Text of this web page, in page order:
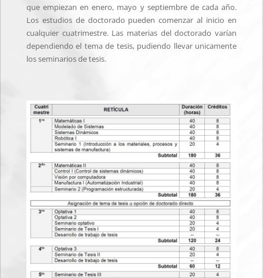
que empiezan en enero, mayo y septiembre de cada año.
Los estudios de doctorado pueden comenzar al inicio en
cualquier cuatrimestre. Las materias del doctorado varían
dependiendo el tema de tesis, pudiendo llevar unicamente
los seminarios de tesis.